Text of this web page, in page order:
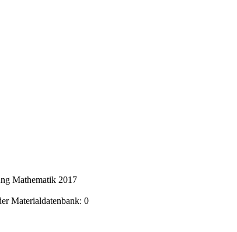
Mathematik 2017
Materialdatenbank: 0